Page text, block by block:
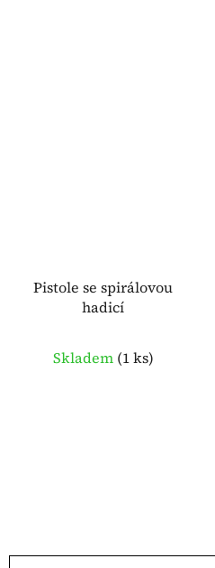
Pistole se spirálovou
hadicí
Skladem (1 ks)